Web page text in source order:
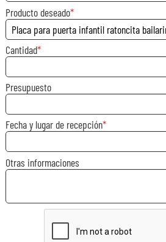
Producto deseado
Cantidad
Presupuesto
Fecha y lugar de recepción
Otras informaciones